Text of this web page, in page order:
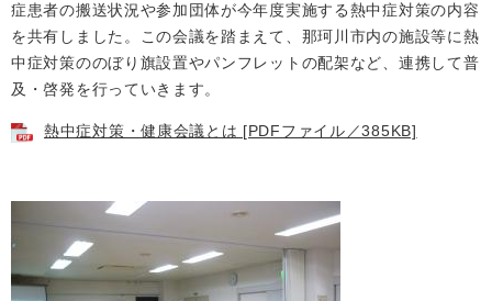
症患者の搬送状況や参加団体が今年度実施する熱中症対策の内容
を共有しました。この会議を踏まえて、那珂川市内の施設等に熱
中症対策ののぼり旗設置やパンフレットの配架など、連携して普
及・啓発を行っていきます。
熱中症対策・健康会議とは [PDFファイル／385KB]